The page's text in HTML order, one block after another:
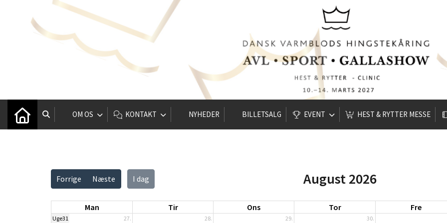
OM OS KONTAKT NYHEDER BILLETSALG EVENT HEST & RYTTER MESSE
Forrige Næste I dag August 2026
Man Tir Ons Tor Fre
Uge31 27. 28. 29. 30.